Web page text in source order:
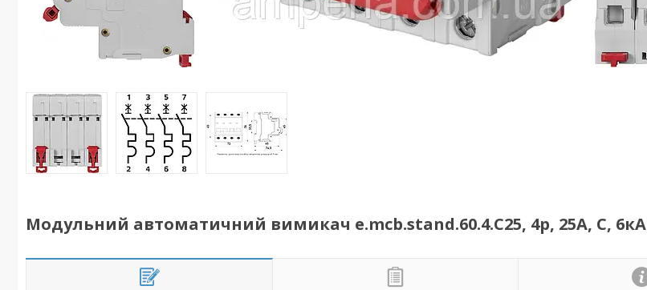
Модульний автоматичний вимикач e.mcb.stand.60.4.C25, 4р, 25А, C, 6кА